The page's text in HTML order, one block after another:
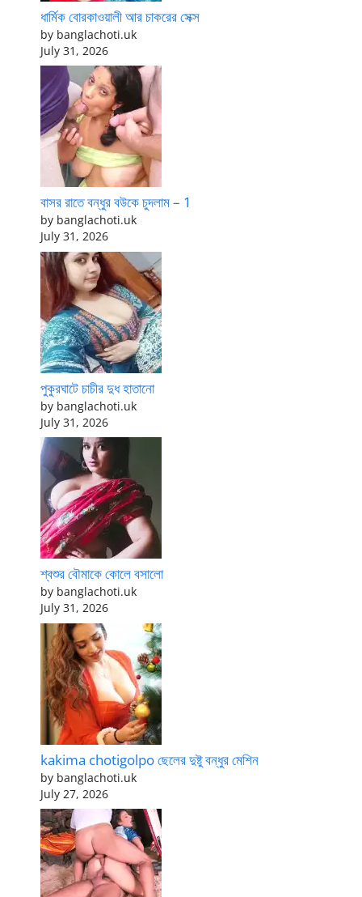
ধার্মিক বোরকাওয়ালী আর চাকরের সেক্স
by banglachoti.uk
July 31, 2026
বাসর রাতে বন্ধুর বউকে চুদলাম – 1
by banglachoti.uk
July 31, 2026
পুকুরঘাটে চাচীর দুধ হাতানো
by banglachoti.uk
July 31, 2026
শ্বশুর বৌমাকে কোলে বসালো
by banglachoti.uk
July 31, 2026
kakima chotigolpo ছেলের দুষ্টু বন্ধুর মেশিন
by banglachoti.uk
July 27, 2026